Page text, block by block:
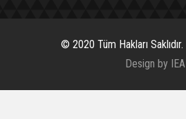
© 2020 Tüm Hakları
Design by IEA